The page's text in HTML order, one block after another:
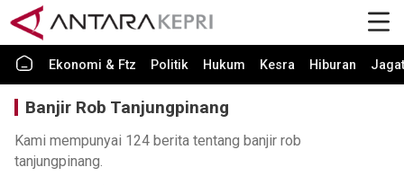
Ekonomi & Ftz Politik Hukum Kesra Hiburan Jagat
Banjir Rob Tanjungpinang
Kami mempunyai 124 berita tentang banjir rob
tanjungpinang.